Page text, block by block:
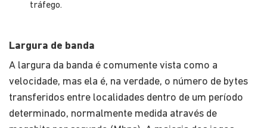
tráfego.
Largura de banda
A largura da banda é comumente vista como a
velocidade, mas ela é, na verdade, o número de bytes
transferidos entre localidades dentro de um período
determinado, normalmente medida através de